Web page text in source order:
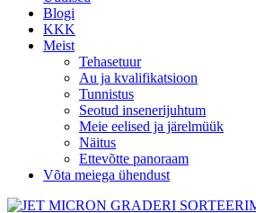
Blogi
KKK
Meist
Tehasetuur
Au ja kvalifikatsioon
Tunnistus
Seotud insenerijuhtum
Meie eelised ja järelmüük
Näitus
Ettevõtte panoraam
Võta meiega ühendust